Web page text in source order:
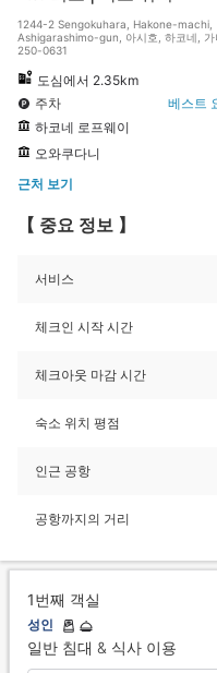
1244-2 Sengokuhara, Hakone-machi,
Ashigarashimo-gun, 아시호, 하코네, 가
250-0631
도심에서 2.35km
주차
베스트
하코네 로프웨이
오와쿠다니
근처 보기
【 중요 정보 】
서비스
체크인 시작 시간
체크아웃 마감 시간
숙소 위치 평점
인근 공항
공항까지의 거리
1번째 객실
성인
일반 침대 & 식사 이용